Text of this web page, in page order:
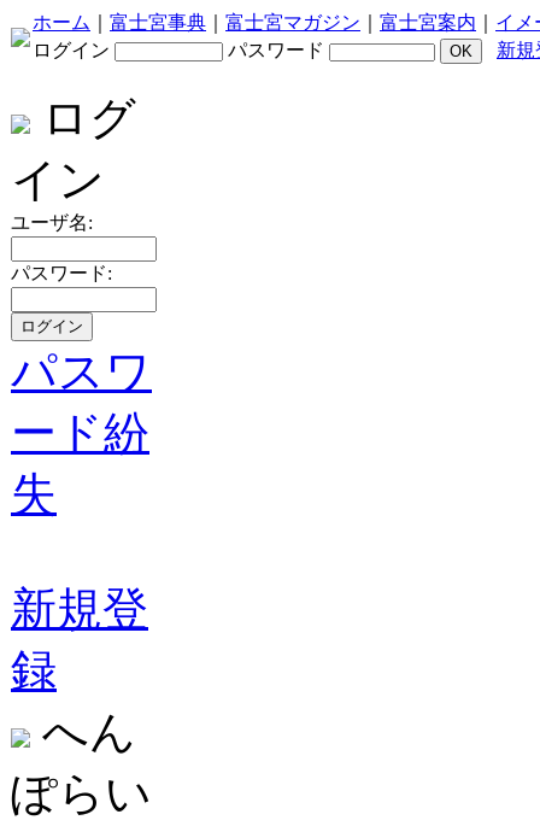
ホーム 富士宮事典 富士宮マガジン 富士宮案内
イメ
ログイン
パスワード 新規
ログ
イン
ユーザ名:
パスワード:
パスワ
ード紛
失
新規登
録
へん
ぽらい